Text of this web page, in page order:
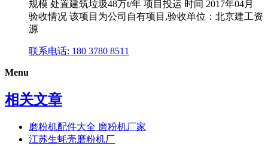
规模 处置建筑垃圾48万t/年 项目投运 时间 2017年04月
验收情况 该项目为公司自有项目,验收单位：北京建工资
源
联系电话: 180 3780 8511
Menu
相关文章
磨粉机配件大全 磨粉机厂家
江苏生蚝壳磨粉机厂